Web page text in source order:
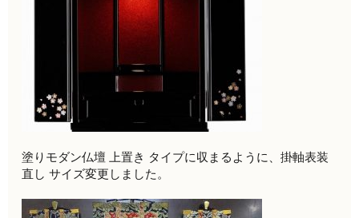
塗りモダン仏壇 上置き タイプに収まるように、掛軸表装
直し サイズ変更しました。